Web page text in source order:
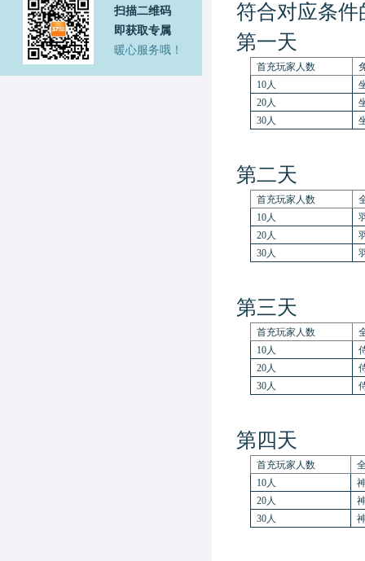
扫描二维码
即获取专属
暖心服务哦！
符合对应条
第一天
首充玩家人数
10人
20人
30人
第二天
首充玩家人数
10人
20人
30人
第三天
首充玩家人数
10人
20人
30人
第四天
首充玩家人数
10人
20人
30人